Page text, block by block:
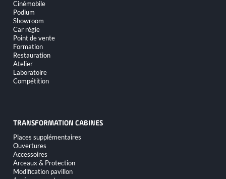
Cinémobile
Podium
Showroom
Car régie
Point de vente
Formation
Restauration
Atelier
Laboratoire
Compétition
TRANSFORMATION CABINES
Aller
au
contenu
Places supplémentaires
Ouvertures
Accessoires
Arceaux & Protection
Modification pavillon